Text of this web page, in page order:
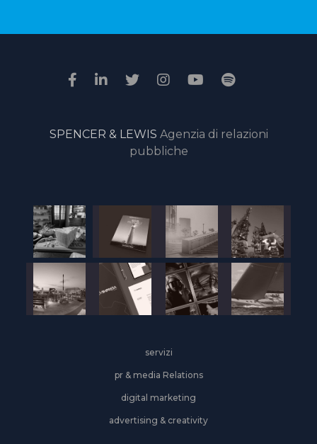
il
della
giuria
online
SPENCER & LEWIS Agenzia di relazioni
pubbliche
servizi
pr & media Relations
digital marketing
advertising & creativity